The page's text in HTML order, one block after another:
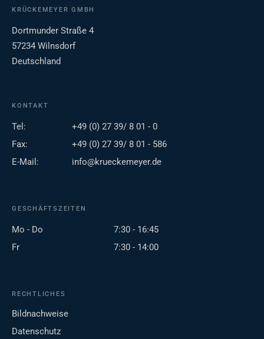
KRÜCKEMEYER GMBH
Dortmunder Straße 4
57234 Wilnsdorf
Deutschland
KONTAKT
Tel:
+49 (0) 27 39/ 8 01 - 0
Fax:
+49 (0) 27 39/ 8 01 - 586
E-Mail:
info@krueckemeyer.de
GESCHÄFTSZEITEN
Mo - Do
7:30 - 16:45
Fr
7:30 - 14:00
RECHTLICHES
Bildnachweise
Datenschutz